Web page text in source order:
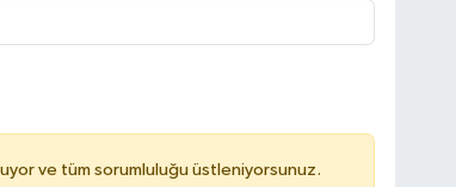
ve tüm sorumluluğu üstleniyorsunuz.